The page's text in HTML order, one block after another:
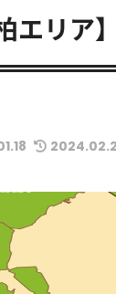
柏エリア